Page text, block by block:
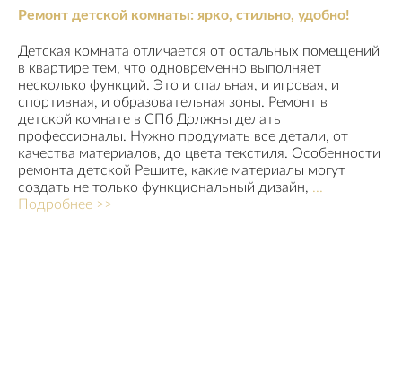
Ремонт детской комнаты: ярко, стильно, удобно!
Детская комната отличается от остальных помещений
в квартире тем, что одновременно выполняет
несколько функций. Это и спальная, и игровая, и
спортивная, и образовательная зоны. Ремонт в
детской комнате в СПб Должны делать
профессионалы. Нужно продумать все детали, от
качества материалов, до цвета текстиля. Особенности
ремонта детской Решите, какие материалы могут
создать не только функциональный дизайн, ...
Подробнее >>